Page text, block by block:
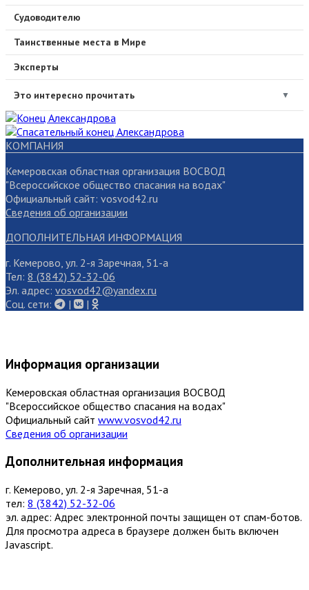
Судоводителю
Таинственные места в Мире
Эксперты
Это интересно прочитать ▼
КОМПАНИЯ
Кемеровская областная организация ВОСВОД
"Всероссийское общество спасания на водах"
Официальный сайт: vosvod42.ru
Сведения об организации
ДОПОЛНИТЕЛЬНАЯ ИНФОРМАЦИЯ
г. Кемерово, ул. 2-я Заречная, 51-а
Тел: 8 (3842) 52-32-06
Эл. адрес: vosvod42@yandex.ru
Cоц. сети:
| |
Информация организации
Кемеровская областная организация ВОСВОД
"Всероссийское общество спасания на водах"
Официальный сайт www.vosvod42.ru
Сведения об организации
Дополнительная информация
г. Кемерово, ул. 2-я Заречная, 51-а
тел: 8 (3842) 52-32-06
эл. адрес: Адрес электронной почты защищен от спам-ботов.
Для просмотра адреса в браузере должен быть включен
Javascript.